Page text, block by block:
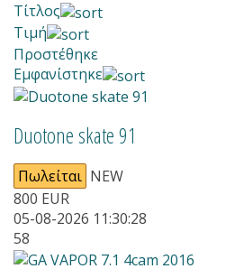
Τίτλος
Τιμή
Προστέθηκε
Εμφανίστηκε
Duotone skate 91
Πωλείται NEW
800 EUR
05-08-2026 11:30:28
58